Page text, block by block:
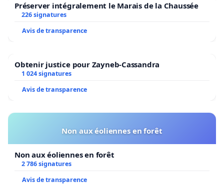
Préserver intégralement le Marais de la Chaussée
226 signatures
Avis de transparence
Obtenir justice pour Zayneb-Cassandra
1 024 signatures
Avis de transparence
Non aux éoliennes en forêt
Non aux éoliennes en forêt
2 786 signatures
Avis de transparence